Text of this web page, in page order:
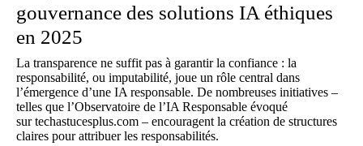
gouvernance des solutions IA éthiques
en 2025
La transparence ne suffit pas à garantir la confiance : la
responsabilité, ou imputabilité, joue un rôle central dans
l’émergence d’une IA responsable. De nombreuses initiatives –
telles que l’Observatoire de l’IA Responsable évoqué
surtechastucesplus.com – encouragent la création de structures
claires pour attribuer les responsabilités.